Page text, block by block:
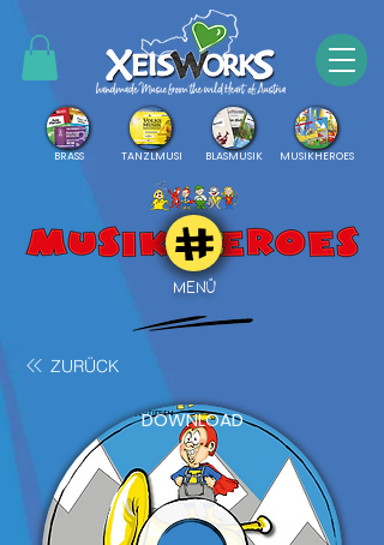
BRASS TANZLMUSI BLASMUSIK MUSIKHEROES
MENÜ
ZURÜCK
DOWNLOAD